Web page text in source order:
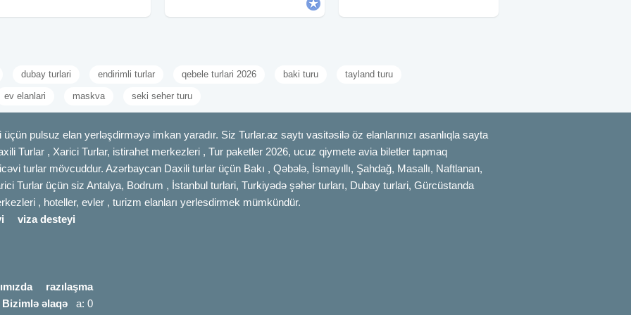
meşəliyi -
dubay turlari endirimli turlar qebele turlari 2026 baki turu tayland turu
ev elanlari maskva seki seher turu
pulsuz elan yerləşdirməyə imkan yaradır. Siz Turlar.az saytı vasitəsilə öz elanlarınızı asanlıqla sayta
Turlar , Xarici Turlar, istirahet merkezleri , Tur paketler 2026, ucuz qiymete avia biletler tapmaq
turlar mövcuddur. Azərbaycan Daxili turlar üçün Bakı , Qəbələ, İsmayıllı, Şahdağ, Masallı, Naftlanan,
Turlar üçün siz Antalya, Bodrum , İstanbul turlari, Turkiyədə şəhər turları, Dubay turlari, Gürcüstanda
, hoteller, evler , turizm elanları yerlesdirmek mümkündür.
viza desteyi
razılaşma
Bizimlə əlaqə a: 0